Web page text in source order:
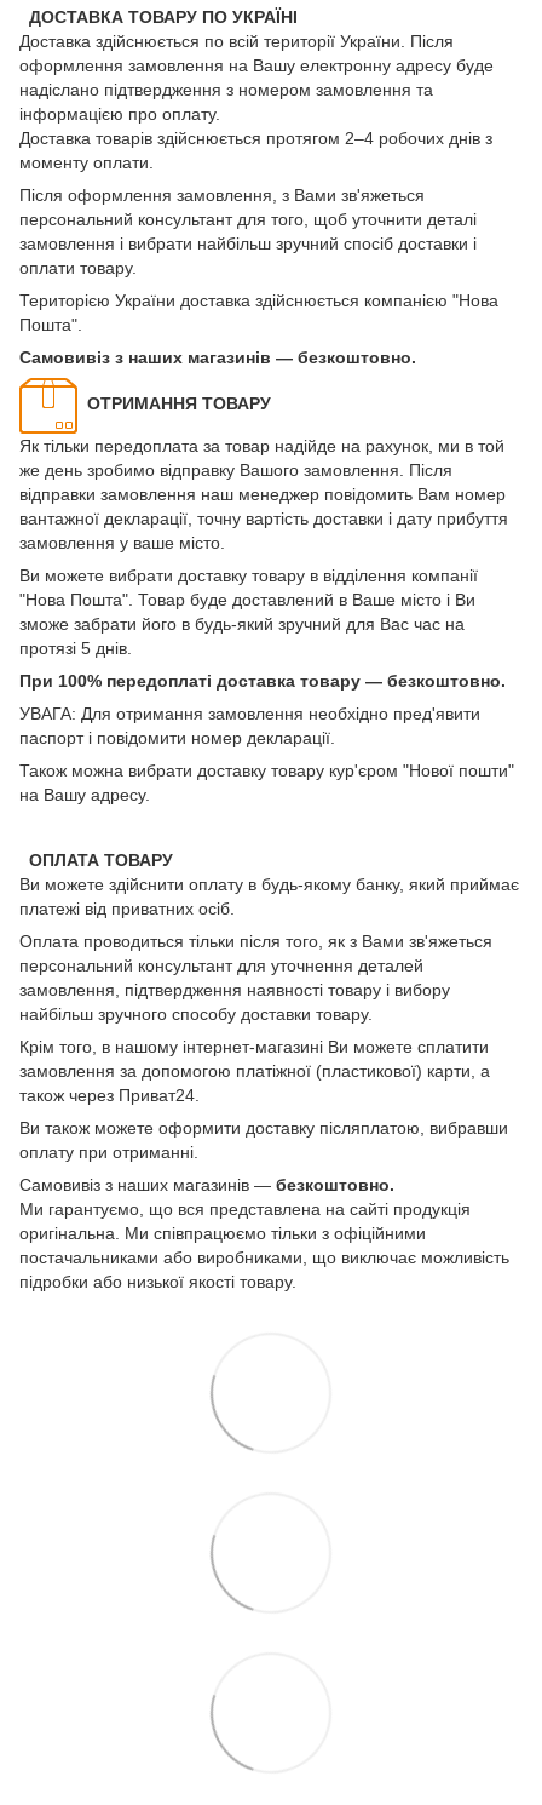
ДОСТАВКА ТОВАРУ ПО УКРАЇНІ
Доставка здійснюється по всій території України. Після
оформлення замовлення на Вашу електронну адресу буде
надіслано підтвердження з номером замовлення та
інформацією про оплату.
Доставка товарів здійснюється протягом 2–4 робочих днів з
моменту оплати.
Після оформлення замовлення, з Вами зв'яжеться
персональний консультант для того, щоб уточнити деталі
замовлення і вибрати найбільш зручний спосіб доставки і
оплати товару.
Територією України доставка здійснюється компанією "Нова
Пошта".
Самовивіз з наших магазинів — безкоштовно.
ОТРИМАННЯ ТОВАРУ
Як тільки передоплата за товар надійде на рахунок, ми в той
же день зробимо відправку Вашого замовлення. Після
відправки замовлення наш менеджер повідомить Вам номер
вантажної декларації, точну вартість доставки і дату прибуття
замовлення у ваше місто.
Ви можете вибрати доставку товару в відділення компанії
"Нова Пошта". Товар буде доставлений в Ваше місто і Ви
зможе забрати його в будь-який зручний для Вас час на
протязі 5 днів.
При 100% передоплаті доставка товару — безкоштовно.
УВАГА: Для отримання замовлення необхідно пред'явити
паспорт і повідомити номер декларації.
Також можна вибрати доставку товару кур'єром "Нової пошти"
на Вашу адресу.
ОПЛАТА ТОВАРУ
Ви можете здійснити оплату в будь-якому банку, який приймає
платежі від приватних осіб.
Оплата проводиться тільки після того, як з Вами зв'яжеться
персональний консультант для уточнення деталей
замовлення, підтвердження наявності товару і вибору
найбільш зручного способу доставки товару.
Крім того, в нашому інтернет-магазині Ви можете сплатити
замовлення за допомогою платіжної (пластикової) карти, а
також через Приват24.
Ви також можете оформити доставку післяплатою, вибравши
оплату при отриманні.
Самовивіз з наших магазинів — безкоштовно.
Ми гарантуємо, що вся представлена на сайті продукція
оригінальна. Ми співпрацюємо тільки з офіційними
постачальниками або виробниками, що виключає можливість
підробки або низької якості товару.